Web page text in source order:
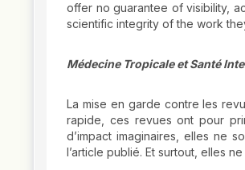
offer no guarantee of visibility,
scientific integrity of the work
Médecine Tropicale et Santé
La mise en garde contre les
rapide, ces revues ont pour
d’impact imaginaires, elles ne
l’article publié. Et surtout, elles